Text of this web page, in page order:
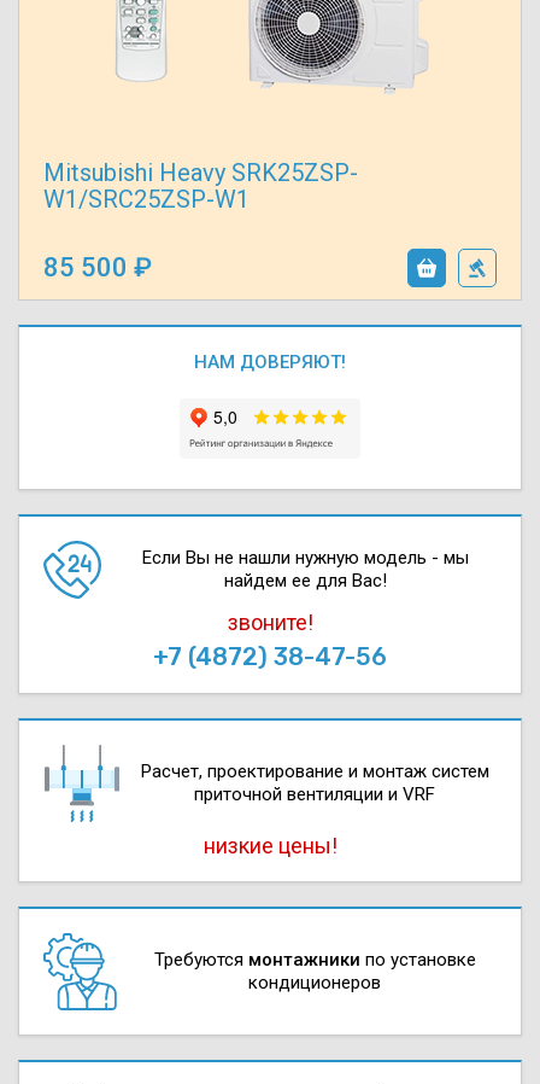
Mitsubishi Heavy SRK25ZSP-
W1/SRC25ZSP-W1
85 500
НАМ ДОВЕРЯЮТ!
Если Вы не нашли нужную модель - мы
найдем ее для Вас!
звоните!
+7 (4872) 38-47-56
Расчет, проектирова­ние и монтаж систем
приточной вентиляции и VRF
низкие цены!
Требуются монтажники по установке
кондиционеров